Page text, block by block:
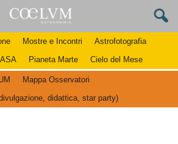
Mostre e Incontri
Astrofotografia
Pianeta Marte Cielo del Mese
Mappa Osservatori
didattica, star party)